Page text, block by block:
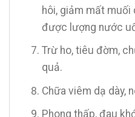
hôi, giảm mất muối
được lượng nước
Trừ ho, tiêu đờm,
quả.
Chữa viêm dạ dày,
Phong thấp, đau